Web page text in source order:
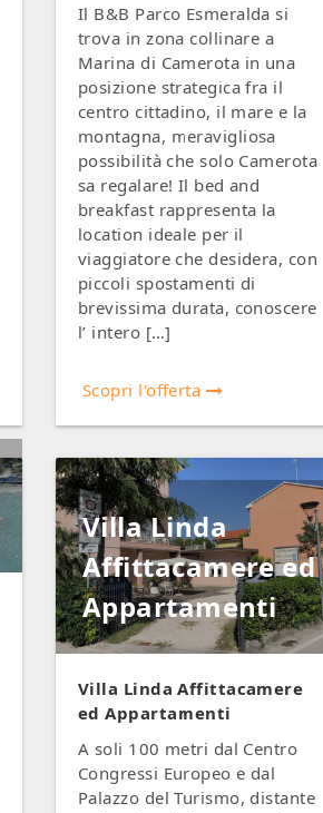
Il B&B Parco Esmeralda si
trova in zona collinare a
Marina di Camerota in una
posizione strategica fra il
centro cittadino, il mare e la
montagna, meravigliosa
possibilità che solo Camerota
sa regalare! Il bed and
breakfast rappresenta la
location ideale per il
viaggiatore che desidera, con
piccoli spostamenti di
brevissima durata, conoscere
l’ intero […]
Scopri l'offerta
Villa Linda
Affittacamere ed
Appartamenti
Villa Linda Affittacamere
ed Appartamenti
A soli 100 metri dal Centro
Congressi Europeo e dal
Palazzo del Turismo, distante